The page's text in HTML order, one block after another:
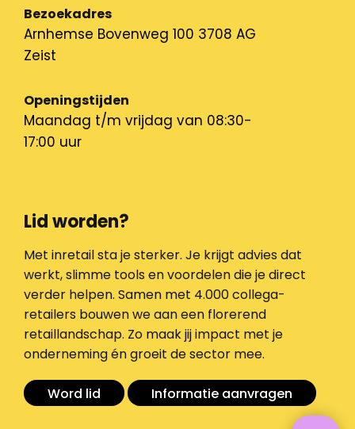
Bezoekadres
Arnhemse Bovenweg 100 3708 AG
Zeist
Openingstijden
Maandag t/m vrijdag van 08:30-
17:00 uur
Lid worden?
Met inretail sta je sterker. Je krijgt advies dat
werkt, slimme tools en voordelen die je direct
verder helpen. Samen met 4.000 collega-
retailers bouwen we aan een florerend
retaillandschap. Zo maak jij impact met je
onderneming én groeit de sector mee.
Word lid Informatie aanvragen